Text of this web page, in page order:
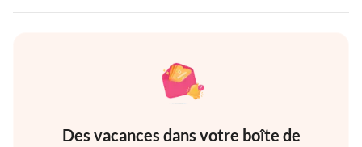
Des vacances dans votre boîte de